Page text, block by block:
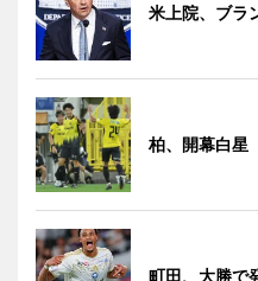
米上院、ブラ
柏、開幕白
町田、大勝